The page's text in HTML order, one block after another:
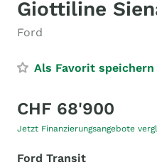
Giottiline
Ford
Als Favorit speichern
CHF 68'900
Jetzt Finanzierungsangebote
Ford Transit